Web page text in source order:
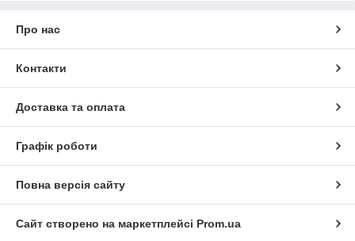
Про нас
Контакти
Доставка та оплата
Графік роботи
Повна версія сайту
Сайт створено на маркетплейсі Prom.ua